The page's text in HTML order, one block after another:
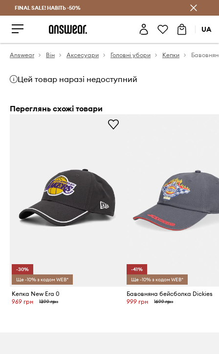
Заощаджуй з Answear Club
FINAL SALE! НАВІТЬ -50%
UA
Answear Він Аксесуари Головні убори Кепки
Цей товар наразі недоступний
Переглянь схожі товари
-30%
Ще -10% з кодом WEB*
Кепка New Era 0
969 грн
1399 грн
-41%
Ще -10% з кодом WEB*
Бавовняна бейсболка Dickies
999 грн
1699 грн